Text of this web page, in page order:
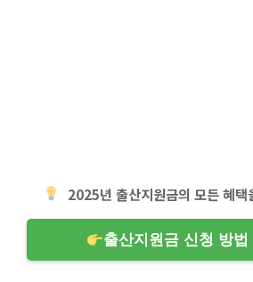
2025년 출산지원금의 모든 혜택
출산지원금 신청 방법